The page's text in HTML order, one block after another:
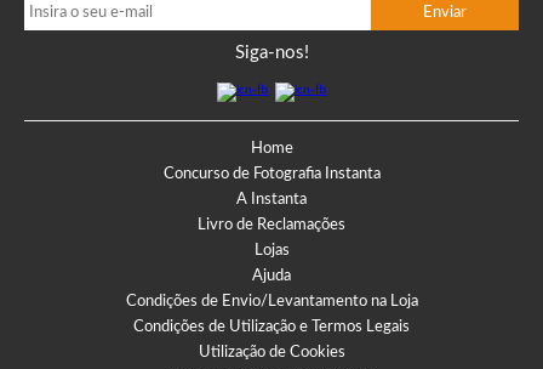
Siga-nos!
Home
Concurso de Fotografia Instanta
A Instanta
Livro de Reclamações
Lojas
Ajuda
Condições de Envio/Levantamento na Loja
Condições de Utilização e Termos Legais
Utilização de Cookies